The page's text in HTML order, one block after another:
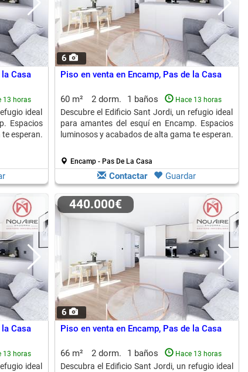
Casa
13 horas
ideal
Espacios
esperan.
6
Piso en venta en Encamp, Pas de la Casa
60 m² 2 dorm. 1 baños Hace 13 horas
Descubre el Edificio Sant Jordi, un refugio ideal
para amantes del esquí en Encamp. Espacios
luminosos y acabados de alta gama te esperan.
Encamp - Pas De La Casa
Contactar Guardar
Casa
13 horas
ideal
6
440.000€
Piso en venta en Encamp, Pas de la Casa
66 m² 2 dorm. 1 baños Hace 13 horas
Descubra el Edificio Sant Jordi, un refugio ideal